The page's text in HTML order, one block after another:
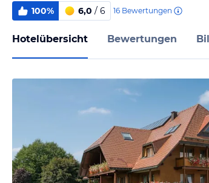
100% 6,0 / 6 16 Bewertungen
Hotelübersicht Bewertungen